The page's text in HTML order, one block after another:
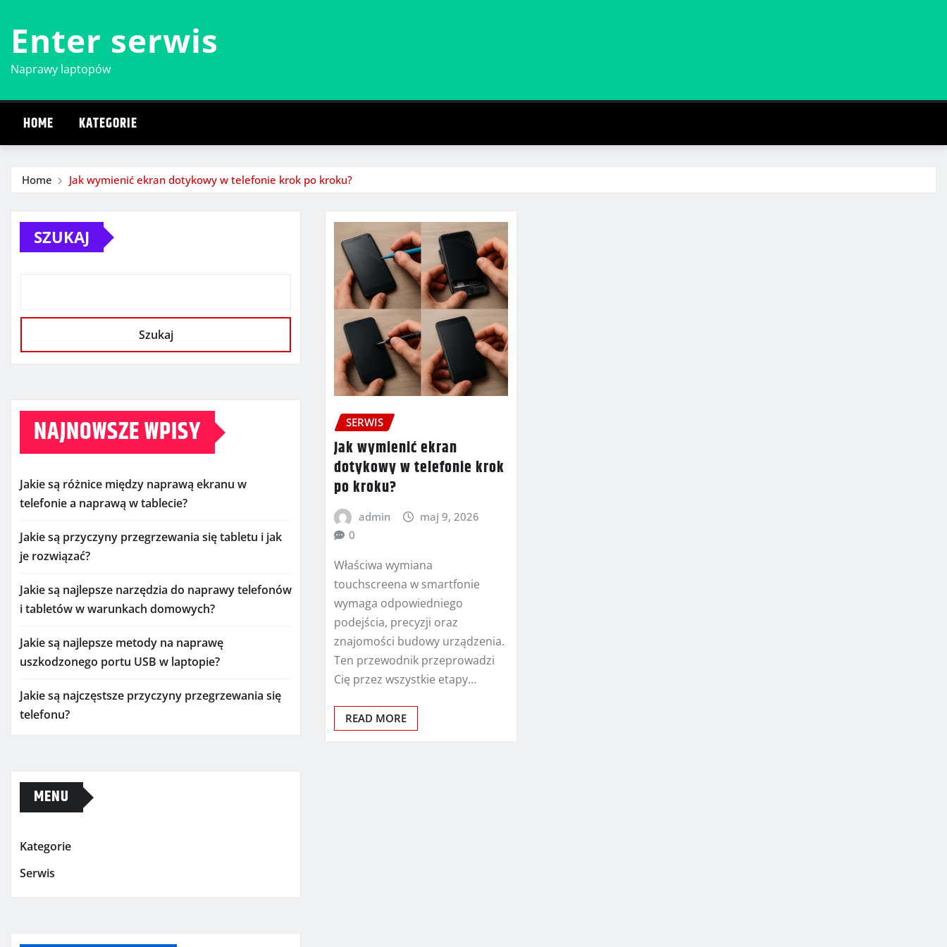
content
Enter serwis
Naprawy laptopów
HOME KATEGORIE
Home Jak wymienić ekran dotykowy w telefonie krok po kroku?
SZUKAJ
Szukaj
NAJNOWSZE WPISY
Jakie są różnice między naprawą ekranu w
telefonie a naprawą w tablecie?
Jakie są przyczyny przegrzewania się tabletu i jak
je rozwiązać?
Jakie są najlepsze narzędzia do naprawy telefonów
i tabletów w warunkach domowych?
Jakie są najlepsze metody na naprawę
uszkodzonego portu USB w laptopie?
Jakie są najczęstsze przyczyny przegrzewania się
telefonu?
MENU
Kategorie
Serwis
SERWIS
Jak wymienić ekran
dotykowy w telefonie krok
po kroku?
admin
maj 9, 2026
0
Właściwa wymiana
touchscreena w smartfonie
wymaga odpowiedniego
podejścia, precyzji oraz
znajomości budowy urządzenia.
Ten przewodnik przeprowadzi
Cię przez wszystkie etapy…
READ MORE